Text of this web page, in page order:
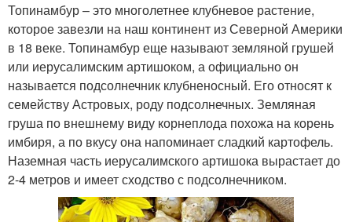
Топинамбур – это многолетнее клубневое растение,
которое завезли на наш континент из Северной Америки
в 18 веке. Топинамбур еще называют земляной грушей
или иерусалимским артишоком, а официально он
называется подсолнечник клубненосный. Его относят к
семейству Астровых, роду подсолнечных. Земляная
груша по внешнему виду корнеплода похожа на корень
имбиря, а по вкусу она напоминает сладкий картофель.
Наземная часть иерусалимского артишока вырастает до
2-4 метров и имеет сходство с подсолнечником.